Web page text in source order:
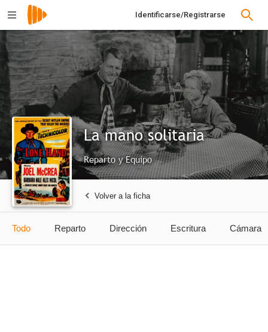
Identificarse/Registrarse
La mano solitaria
Reparto y Equipo
Volver a la ficha
Todo Reparto Dirección Escritura Cámara